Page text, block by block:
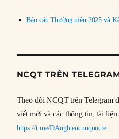
Báo cáo Thường niên 2025 và
NCQT TRÊN TELEGRAM
Theo dõi NCQT trên Telegram
viết mới và các thông tin, tài
https://t.me/DAnghiencuuquocte